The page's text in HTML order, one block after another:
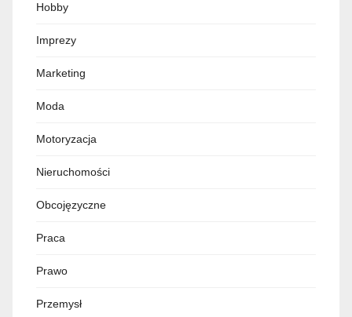
Hobby
Imprezy
Marketing
Moda
Motoryzacja
Nieruchomości
Obcojęzyczne
Praca
Prawo
Przemysł